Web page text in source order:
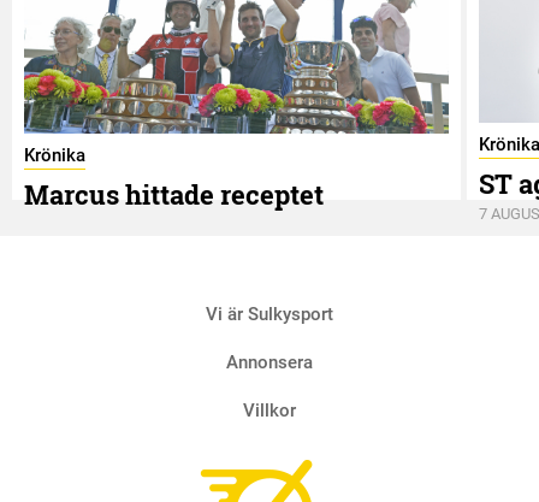
Krönika
Marcus hittade receptet
Krönika
ST
7
Vi är Sulkysport
Annonsera
Villkor